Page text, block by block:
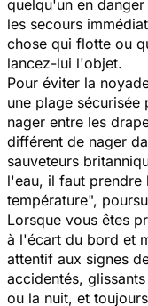
quelqu'un en
les secours
chose qui flotte ou
lancez-lui l'objet.
Pour éviter la
une plage sécurisée
nager entre les
différent de nager
sauveteurs
l'eau, il faut prendre
température",
Lorsque vous êtes
à l'écart du bord et
attentif aux signes
accidentés,
ou la nuit, et